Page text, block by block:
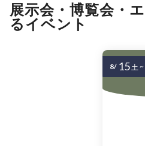
展示会・博覧会・
るイベント
8/ 15土~